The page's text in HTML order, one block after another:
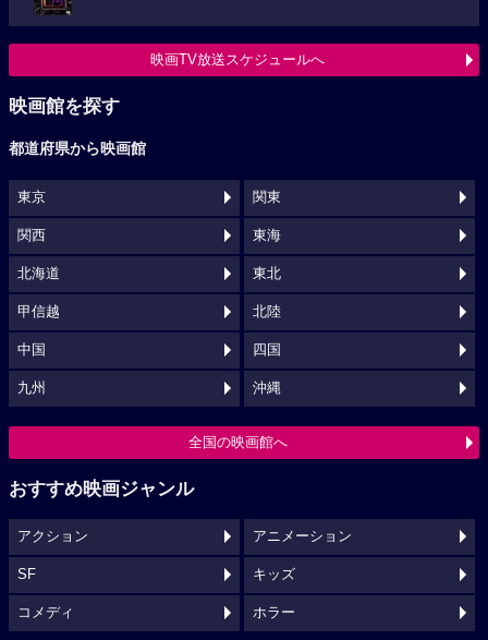
映画TV放送スケジュールへ
映画館を探す
都道府県から映画館
東京 関東
関西 東海
北海道 東北
甲信越 北陸
中国 四国
九州 沖縄
全国の映画館へ
おすすめ映画ジャンル
アクション アニメーション
SF キッズ
コメディ ホラー